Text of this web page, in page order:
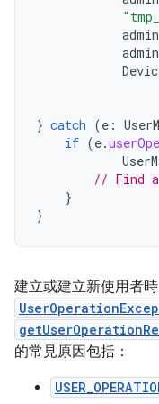
} catch (e :
if (e.
// Find
}
}
建立或建立新使用者
的常見原因包括：